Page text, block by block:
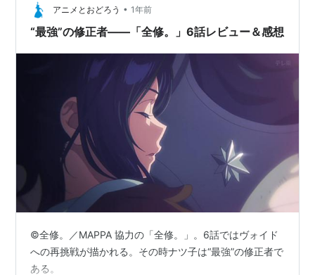
日が 断片的に ちりばめられてい…
アニメとおどろう • 1年前
“最強”の修正者――「全修。」6話レビュー＆感想
©全修。／MAPPA 協力の「全修。」。6話ではヴォイド
への再挑戦が描かれる。その時ナツ子は“最強”の修正者で
ある。